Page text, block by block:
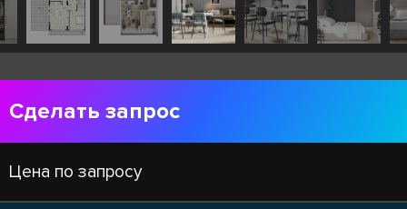
Сделать запрос
Цена по запросу